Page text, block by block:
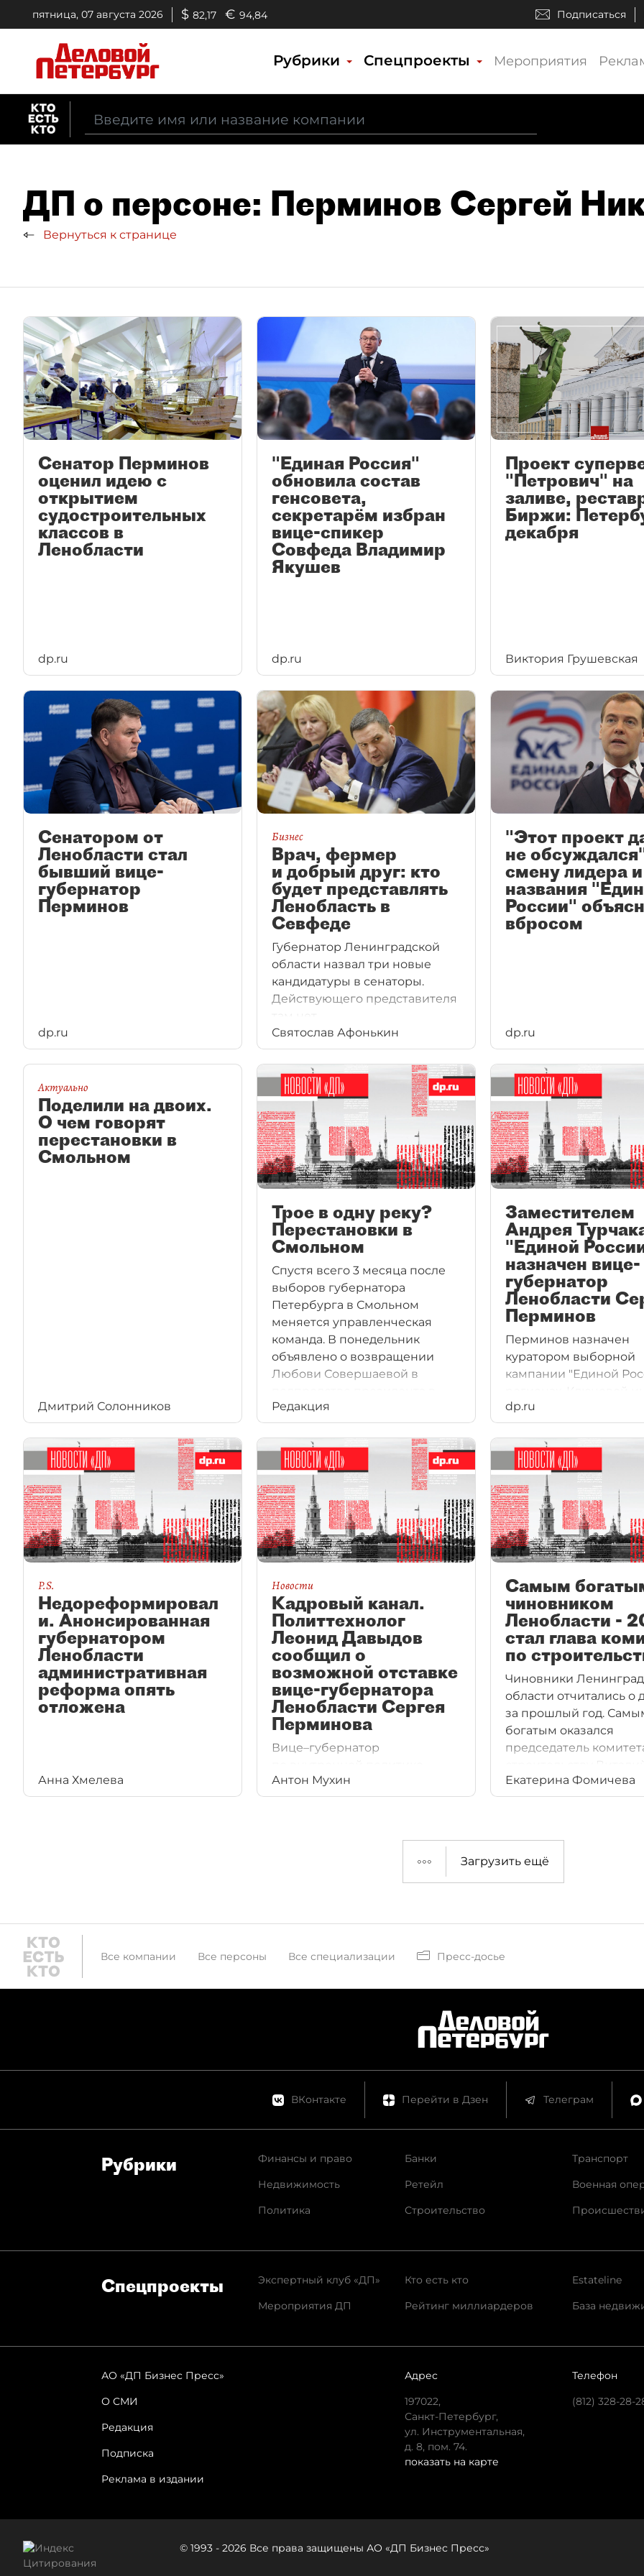
пятница, 07 августа 2026 $ 82,17 € 94,84 Подписаться
Рубрики Спецпроекты Мероприятия
ДП о персоне: Перминов Сергей
Вернуться к странице
Сенатор Перминов
оценил идею с
открытием
судостроительных
классов в
Ленобласти
dp.ru
"Единая Россия"
обновила состав
генсовета,
секретарём избран
вице-спикер
Совфеда Владимир
Якушев
dp.ru
Проект
"Петрович" на
заливе,
Биржи:
декабря
Виктория Грушевская
Сенатором от
Ленобласти стал
бывший вице-
губернатор
Перминов
dp.ru
Бизнес
Врач, фермер
и добрый друг: кто
будет представлять
Ленобласть в
Севфеде
Губернатор Ленинградской
области назвал три новые
кандидатуры в сенаторы.
Действующего представителя
Святослав Афонькин
"Этот проект
не
смену лидера и
названия
России"
вбросом
dp.ru
Актуально
Поделили на двоих.
О чем говорят
перестановки в
Смольном
Дмитрий Солонников
Трое в одну реку?
Перестановки в
Смольном
Спустя всего 3 месяца после
выборов губернатора
Петербурга в Смольном
меняется управленческая
команда. В понедельник
объявлено о возвращении
Любови Совершаевой в
СЗФО. Зато в городской
администрации появляются
сразу два новых вице–
губернатора. Также, по
информации «ДП», в
ближайшее время может
состояться третье назначение
— чиновника, который
получит приставку «первый».
Редакция
Заместителем
Андрея
"Единой
назначен вице-
губернатор
Ленобласти
Перминов
Перминов назначен
куратором выборной
кампании "Единой
регионах. Ключевой
станет реальное
полномочий между
Александром
Сергеем
действующим
Александром
dp.ru
P.S.
Недореформировал
и. Анонсированная
губернатором
Ленобласти
административная
реформа опять
отложена
Анна Хмелева
Новости
Кадровый канал.
Политтехнолог
Леонид Давыдов
сообщил о
возможной отставке
вице-губернатора
Ленобласти Сергея
Перминова
Вице–губернатор
Сергей Перминов может уйти
из–за скандала на выборах.
Антон Мухин
Самым
чиновником
Ленобласти -
стал глава
по
Чиновники
области отчитались о
за прошлый год.
богатым оказался
председатель
строительству Виталий
Жданов.
Екатерина Фомичева
Загрузить ещё
Все компании Все персоны Все специализации Пресс-досье
ВКонтакте Перейти в Дзен Телеграм
Рубрики
Финансы и право
Недвижимость
Политика
Банки
Ретейл
Строительство
Транспорт
Военная
Спец­проекты
Экспертный клуб «ДП»
Мероприятия ДП
Кто есть кто
Рейтинг миллиардеров
Estateline
База
АО «ДП Бизнес Пресс»
О СМИ
Редакция
Подписка
Реклама в издании
Адрес
197022,
Санкт-Петербург,
ул. Инструментальная,
д. 8, пом. 74.
показать на карте
Телефон
(812) 328-28-
© 1993 - 2026 Все права защищены АО «ДП Бизнес Пресс»